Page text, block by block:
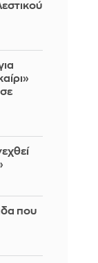
που